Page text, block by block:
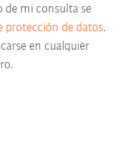
mi consulta se
protección de datos.
en cualquier